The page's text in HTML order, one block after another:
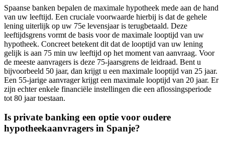
Spaanse banken bepalen de maximale hypotheek mede aan de hand
van uw leeftijd. Een cruciale voorwaarde hierbij is dat de gehele
lening uiterlijk op uw 75e levensjaar is terugbetaald. Deze
leeftijdsgrens vormt de basis voor de maximale looptijd van uw
hypotheek. Concreet betekent dit dat de looptijd van uw lening
gelijk is aan 75 min uw leeftijd op het moment van aanvraag. Voor
de meeste aanvragers is deze 75-jaarsgrens de leidraad. Bent u
bijvoorbeeld 50 jaar, dan krijgt u een maximale looptijd van 25 jaar.
Een 55-jarige aanvrager krijgt een maximale looptijd van 20 jaar. Er
zijn echter enkele financiële instellingen die een aflossingsperiode
tot 80 jaar toestaan.
Is private banking een optie voor oudere
hypotheekaanvragers in Spanje?